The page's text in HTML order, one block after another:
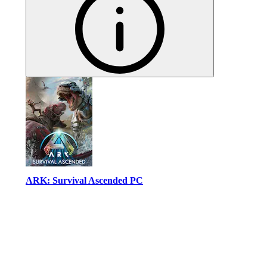
ARK: Survival Ascended PC